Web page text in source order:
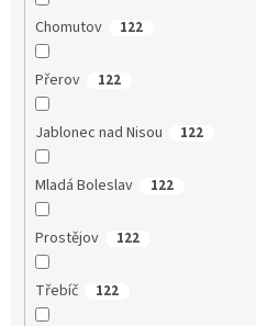
Chomutov 122
Přerov 122
Jablonec nad Nisou 122
Mladá Boleslav 122
Prostějov 122
Třebíč 122